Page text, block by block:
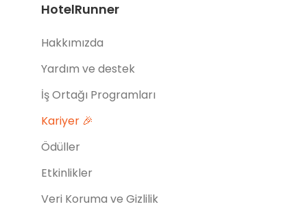
HotelRunner
Hakkımızda
Yardım ve destek
İş Ortağı Programları
Kariyer 🎉
Ödüller
Etkinlikler
Veri Koruma ve Gizlilik